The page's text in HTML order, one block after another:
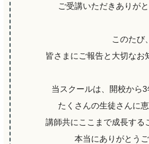
ご受講いただきありが
このたび、
皆さまにご報告と大切なお
当スクールは、開校から3
たくさんの生徒さんに
講師共にここまで成長する
本当にありがとうご